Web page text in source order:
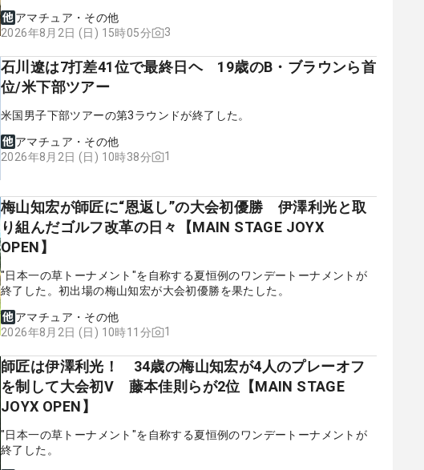
アマチュア・その他
2026年8月2日 (日) 15時05分
3
石川遼は7打差41位で最終日ヘ 19歳のB・ブラウンら首
位/米下部ツアー
米国男子下部ツアーの第3ラウンドが終了した。
アマチュア・その他
2026年8月2日 (日) 10時38分
1
梅山知宏が師匠に“恩返し”の大会初優勝 伊澤利光と取
り組んだゴルフ改革の日々【MAIN STAGE JOYX
OPEN】
"日本一の草トーナメント"を自称する夏恒例のワンデートーナメントが
終了した。初出場の梅山知宏が大会初優勝を果たした。
アマチュア・その他
2026年8月2日 (日) 10時11分
1
師匠は伊澤利光！ 34歳の梅山知宏が4人のプレーオフ
を制して大会初V 藤本佳則らが2位【MAIN STAGE
JOYX OPEN】
"日本一の草トーナメント"を自称する夏恒例のワンデートーナメントが
終了した。